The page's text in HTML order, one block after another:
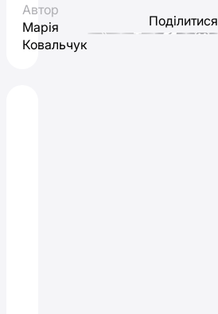
Автор
Марія
Ковальчук
Поділитися